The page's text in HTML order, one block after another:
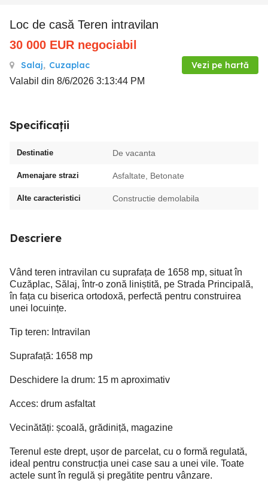
Loc de casă Teren intravilan
30 000 EUR negociabil
Salaj, Cuzaplac Vezi pe hartă
Valabil din 8/6/2026 3:13:44 PM
Specificații
Destinatie De vacanta
Amenajare strazi Asfaltate, Betonate
Alte caracteristici Constructie demolabila
Descriere
Vând teren intravilan cu suprafața de 1658 mp, situat în
Cuzăplac, Sălaj, într-o zonă liniștită, pe Strada Principală,
în fața cu biserica ortodoxă, perfectă pentru construirea
unei locuințe.
Tip teren: Intravilan
Suprafață: 1658 mp
Deschidere la drum: 15 m aproximativ
Acces: drum asfaltat
Vecinătăți: școală, grădiniță, magazine
Terenul este drept, ușor de parcelat, cu o formă regulată,
ideal pentru construcția unei case sau a unei vile. Toate
actele sunt în regulă și pregătite pentru vânzare.